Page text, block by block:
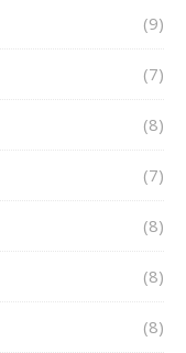
(9)
(7)
(8)
(7)
(8)
(8)
(8)